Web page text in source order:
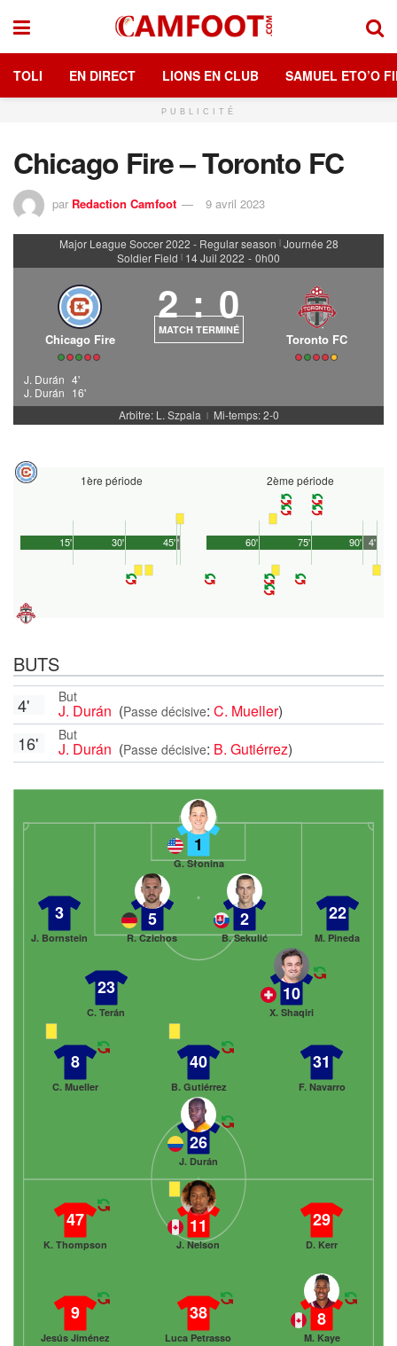
TOLI EN DIRECT LIONS EN CLUB SAMUEL ETO’O
PUBLICITÉ
Chicago Fire – Toronto FC
par Redaction Camfoot 9 avril 2023
Major League Soccer 2022 - Regular season | Journée 28
Soldier Field | 14 Juil 2022 - 0h00
Chicago Fire
2 : 0
MATCH TERMINÉ
Toronto FC
J. Durán 4'
J. Durán 16'
Arbitre: L. Szpala
| Mi-temps: 2-0
1ère période
45'
15' 30' 1'
2ème période
90'
60' 75' 4'
BUTS
But
J. Durán (Passe décisive: C. Mueller)
4'
But
J. Durán (Passe décisive: B. Gutiérrez)
16'
1
G. Słonina
22
M. Pineda
2
B. Sekulić
5
R. Czichos
3
J. Bornstein
10
X. Shaqiri
23
C. Terán
31
F. Navarro
40
B. Gutiérrez
8
C. Mueller
26
J. Durán
9
Jesús Jiménez
38
Luca Petrasso
8
M. Kaye
47
K. Thompson
11
J. Nelson
29
D. Kerr